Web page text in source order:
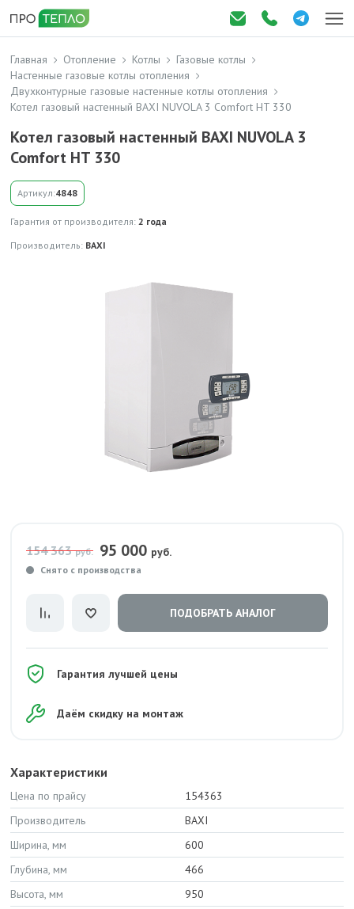
Главная Отопление Котлы
Газовые котлы
Настенные газовые котлы отопления
Двухконтурные газовые настенные котлы отопления
Котел газовый настенный BAXI NUVOLA 3 Comfort HT 330
Котел газовый настенный BAXI NUVOLA 3
Comfort HT 330
Артикул:4848
Гарантия от производителя: 2 года
Производитель: BAXI
154 363руб. 95 000 руб.
Снято с производства
ПОДОБРАТЬ АНАЛОГ
Гарантия лучшей цены
Даём скидку на монтаж
Характеристики
Цена по прайсу
154363
Производитель
BAXI
Ширина, мм
600
Глубина, мм
466
Высота, мм
950